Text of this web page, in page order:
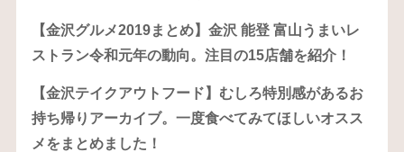
【金沢グルメ2019まとめ】金沢 能登 富山うまいレ
ストラン令和元年の動向。注目の15店舗を紹介！
【金沢テイクアウトフード】むしろ特別感があるお
持ち帰りアーカイブ。一度食べてみてほしいオスス
メをまとめました！